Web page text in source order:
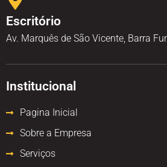
Escritório
Av. Marquês de São Vicente, Barra
Institucional
Pagina Inicial
Sobre a Empresa
Serviços